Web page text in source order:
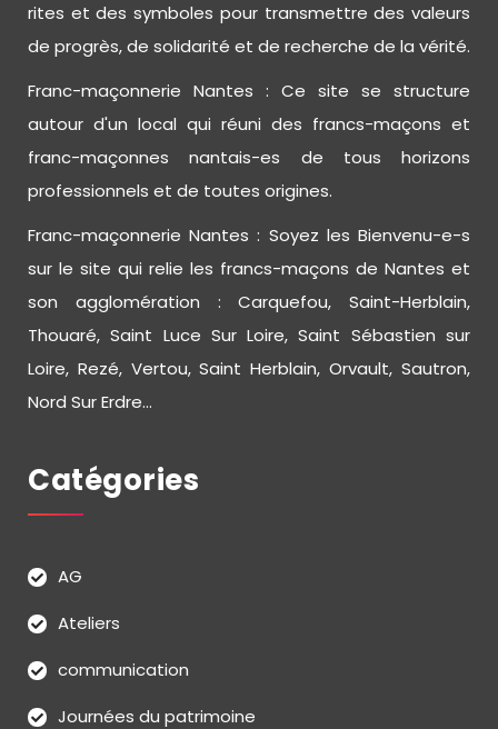
rites et des symboles pour transmettre des valeurs
de progrès, de solidarité et de recherche de la vérité.
Franc-maçonnerie Nantes : Ce site se structure
autour d'un local qui réuni des francs-maçons et
franc-maçonnes nantais-es de tous horizons
professionnels et de toutes origines.
Franc-maçonnerie Nantes : Soyez les Bienvenu-e-s
sur le site qui relie les francs-maçons de Nantes et
son agglomération : Carquefou, Saint-Herblain,
Thouaré, Saint Luce Sur Loire, Saint Sébastien sur
Loire, Rezé, Vertou, Saint Herblain, Orvault, Sautron,
Nord Sur Erdre...
Catégories
AG
Ateliers
communication
Journées du patrimoine